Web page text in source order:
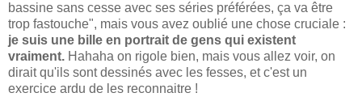
bassine sans cesse avec ses séries préférées, ça va être
trop fastouche", mais vous avez oublié une chose cruciale :
je suis une bille en portrait de gens qui existent
vraiment. Hahaha on rigole bien, mais vous allez voir, on
dirait qu'ils sont dessinés avec les fesses, et c'est un
exercice ardu de les reconnaitre !